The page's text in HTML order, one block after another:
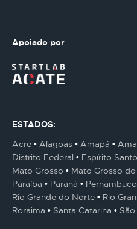
Apoiado por
ESTADOS:
Acre
Alagoas Amapá
Distrito Federal
Espírito Santo
Mato Grosso
Mato Grosso do
Paraíba
Paraná Pernambuco
Rio Grande do Norte
Rio
Roraima
Santa Catarina